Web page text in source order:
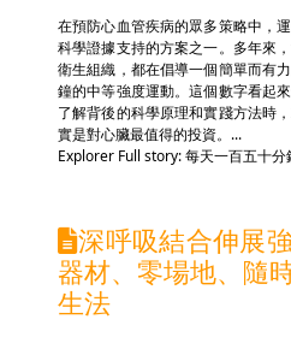
在預防心血管疾病的眾多策略中，
科學證據支持的方案之一。多年來
衛生組織，都在倡導一個簡單而有
鐘的中等強度運動。這個數字看起
了解背後的科學原理和實踐方法時
實是對心臟最值得的投資。...
Explorer Full story: 每天一百五十
深呼吸結合伸展
器材、零場地、隨
生法